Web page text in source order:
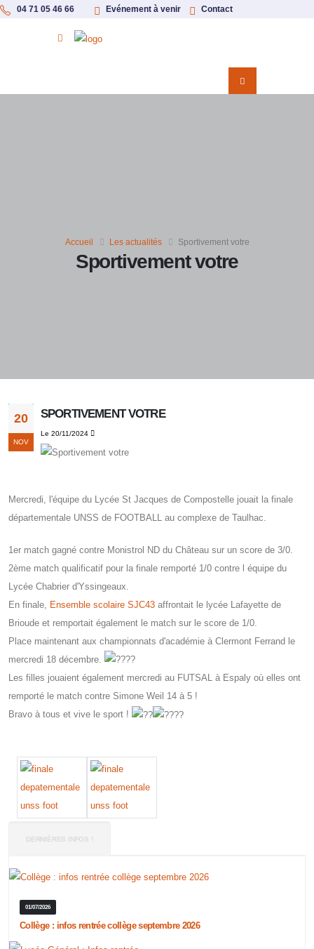
04 71 05 46 66 Evénement à venir Contact
Sportivement votre
Accueil Les actualités Sportivement votre
20
NOV
SPORTIVEMENT VOTRE
Le 20/11/2024
Mercredi, l'équipe du Lycée St Jacques de Compostelle jouait la finale
départementale UNSS de FOOTBALL au complexe de Taulhac.
1er match gagné contre Monistrol ND du Château sur un score de 3/0.
2ème match qualificatif pour la finale remporté 1/0 contre l équipe du
Lycée Chabrier d'Yssingeaux.
En finale, Ensemble scolaire SJC43 affrontait le lycée Lafayette de
Brioude et remportait également le match sur le score de 1/0.
Place maintenant aux championnats d'académie à Clermont Ferrand le
mercredi 18 décembre.
Les filles jouaient également mercredi au FUTSAL à Espaly où elles ont
remporté le match contre Simone Weil 14 à 5 !
Bravo à tous et vive le sport !
DERNIÈRES INFOS !
01/07/2026
Collège : infos rentrée collège septembre 2026